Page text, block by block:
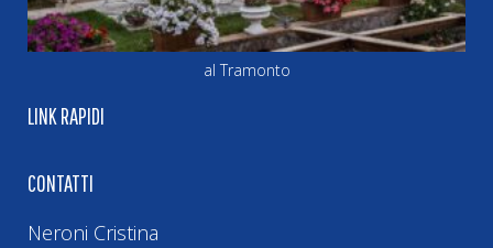
al Tramonto
LINK RAPIDI
CONTATTI
Neroni Cristina